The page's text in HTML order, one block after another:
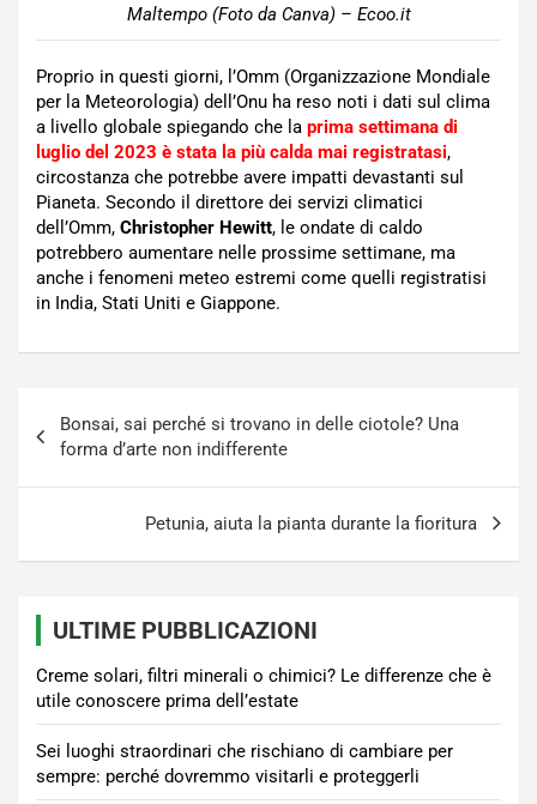
Maltempo (Foto da Canva) – Ecoo.it
Proprio in questi giorni, l’Omm (Organizzazione Mondiale
per la Meteorologia) dell’Onu ha reso noti i dati sul clima
a livello globale spiegando che la prima settimana di
luglio del 2023 è stata la più calda mai registratasi,
circostanza che potrebbe avere impatti devastanti sul
Pianeta. Secondo il direttore dei servizi climatici
dell’Omm, Christopher Hewitt, le ondate di caldo
potrebbero aumentare nelle prossime settimane, ma
anche i fenomeni meteo estremi come quelli registratisi
in India, Stati Uniti e Giappone.
articoli
Bonsai, sai perché si trovano in delle ciotole? Una
forma d’arte non indifferente
Petunia, aiuta la pianta durante la fioritura
ULTIME PUBBLICAZIONI
Creme solari, filtri minerali o chimici? Le differenze che è
utile conoscere prima dell’estate
Sei luoghi straordinari che rischiano di cambiare per
sempre: perché dovremmo visitarli e proteggerli